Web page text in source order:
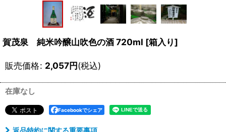
賀茂泉 純米吟醸山吹色の酒 720ml [箱入り]
販売価格: 2,057円(税込)
在庫なし
Facebookでシェア